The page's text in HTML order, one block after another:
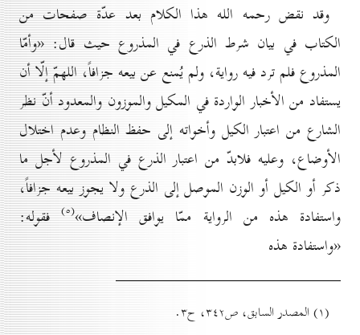
وقد نقض رحمه الله هذا الكلام بعد عدّة صفحات من
الكتاب في بيان شرط الذرع في المذروع حيث قال: «وأمّا
المذروع فلم ترد فيه رواية، ولم يُمنع عن بيعه جزافاً، اللهمّ إلّا أن
يستفاد من الأخبار الواردة في المكيل والموزون والمعدود أنّ نظر
الشارع من اعتبار الكيل وأخواته إلى حفظ النظام وعدم اختلال
الأوضاع، وعليه فلابدّ من اعتبار الذرع في المذروع لأجل ما
ذكر أو الكيل أو الوزن الموصل إلى الذرع ولا يجوز بيعه جزافاً،
واستفادة هذه من الرواية ممّا يوافق الإنصاف»(٥) فقوله:
«واستفادة هذه
(۱) المصدر السابق، ص۳٤۲، ح۳.